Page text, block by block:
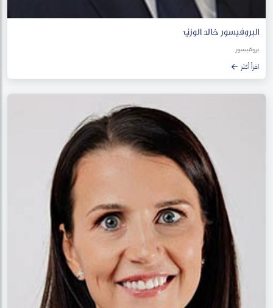
البروفيسور خالد الوزني
بروفيسور
اقرأ أكثر